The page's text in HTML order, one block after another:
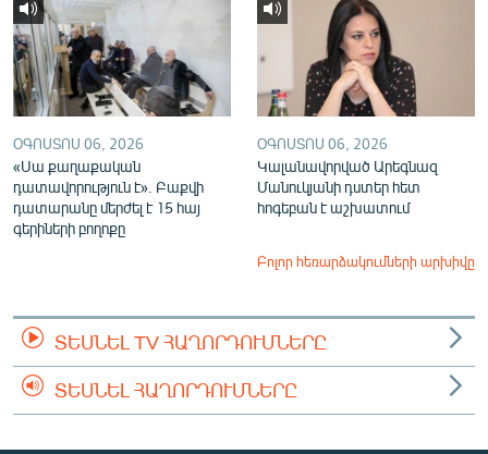
ՕԳՈՍՏՈՍ 06, 2026
«Սա քաղաքական
դատավորություն է». Բաքվի
դատարանը մերժել է 15 հայ
գերիների բողոքը
ՕԳՈՍՏՈՍ 06, 2026
Կալանավորված Արեգնազ
Մանուկյանի դստեր հետ
հոգեբան է աշխատում
Բոլոր հեռարձակումների արխիվը
ՏԵՍՆԵԼ TV ՀԱՂՈՐԴՈՒՄՆԵՐԸ
ՏԵՍՆԵԼ ՀԱՂՈՐԴՈՒՄՆԵՐԸ